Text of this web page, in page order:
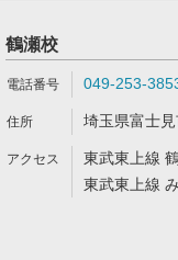
鶴瀬校
049-253-
埼玉県富士
東武東上線
東武東上線